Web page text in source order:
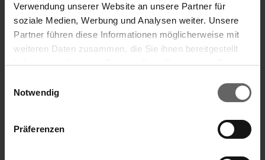
Verwendung unserer Website an unsere Partner für
soziale Medien, Werbung und Analysen weiter. Unsere
Partner führen diese Informationen möglicherweise mit
weiteren Daten zusammen, die Sie ihnen bereitgestellt
haben oder die sie im Rahmen Ihrer Nutzung der Dienste
Cookies, wenn Sie unsere Webseite weiterhin nutzen.
Notwendig
Präferenzen
Marke Leifheit Marke Soehnle
ÜBER UNS
Menü
Suchvorschläge